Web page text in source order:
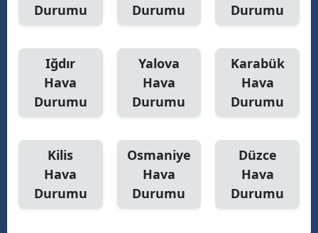
Durumu
Durumu
Durumu
Iğdır
Hava
Durumu
Yalova
Hava
Durumu
Karabük
Hava
Durumu
Kilis
Hava
Durumu
Osmaniye
Hava
Durumu
Düzce
Hava
Durumu